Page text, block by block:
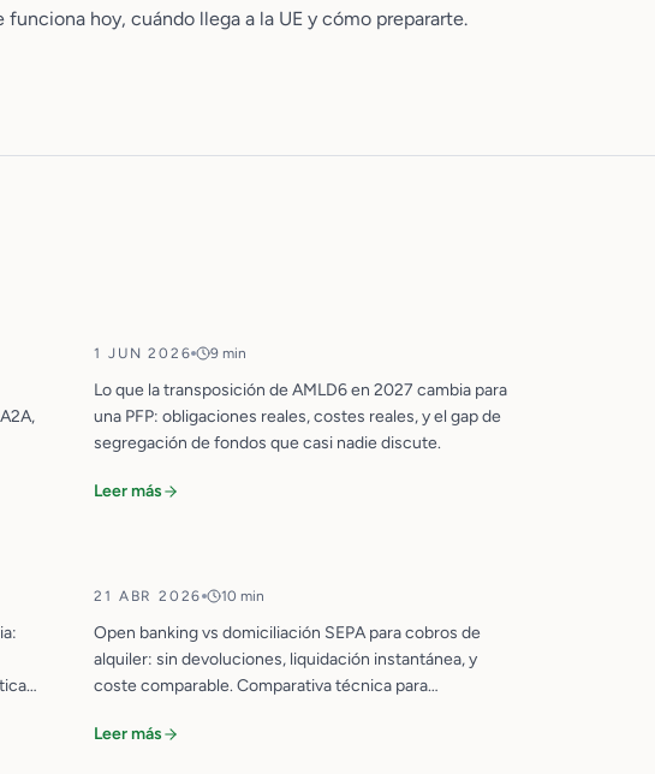
funciona hoy, cuándo llega a la UE y cómo prepararte.
CUMPLIMIENTO
1 JUN 2026 9 min
Lo que la transposición de AMLD6 en 2027 cambia para
una PFP: obligaciones reales, costes reales, y el gap de
segregación de fondos que casi nadie discute.
Leer más
OPEN BANKING
Open Banking para Inmobiliarias:
Ventajas sobre la Domiciliación
21 ABR 2026 10 min
Open banking vs domiciliación SEPA para cobros de
alquiler: sin devoluciones, liquidación instantánea, y
coste comparable. Comparativa técnica para
Leer más
Pagos con Stablecoins para
Inmuebles: Lo Que Todo CFO Debe